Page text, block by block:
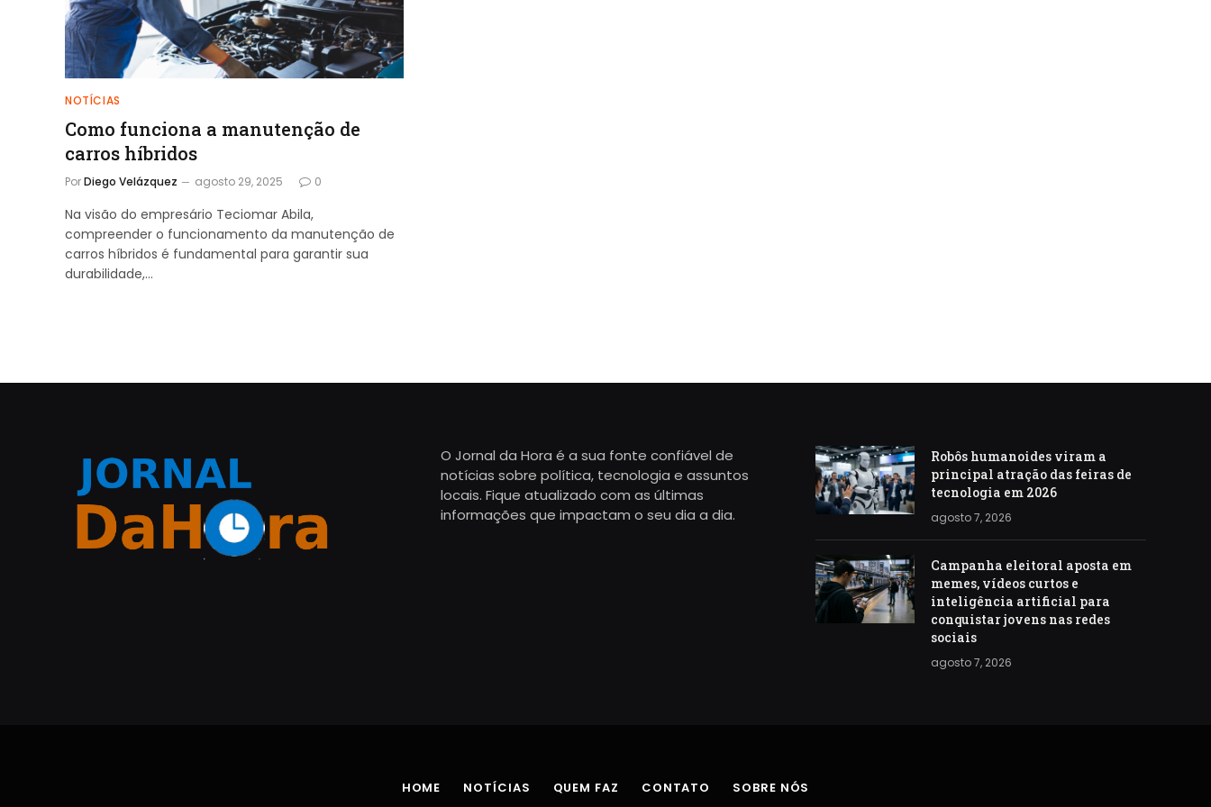
NOTÍCIAS
Como funciona a manutenção de
carros híbridos
PorDiego Velázquez agosto 29, 2025 0
Na visão do empresário Teciomar Abila,
compreender o funcionamento da manutenção de
carros híbridos é fundamental para garantir sua
durabilidade,…
O Jornal da Hora é a sua fonte confiável de
notícias sobre política, tecnologia e assuntos
locais. Fique atualizado com as últimas
informações que impactam o seu dia a dia.
Robôs humanoides viram a
principal atração das feiras de
tecnologia em 2026
agosto 7, 2026
Campanha eleitoral aposta em
memes, vídeos curtos e
inteligência artificial para
conquistar jovens nas redes
sociais
agosto 7, 2026
HOME NOTÍCIAS QUEM FAZ CONTATO SOBRE NÓS